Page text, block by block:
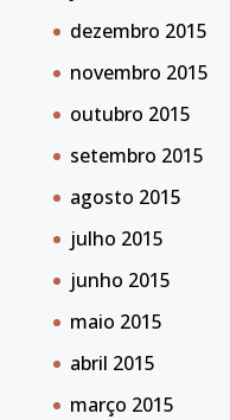
dezembro 2015
novembro 2015
outubro 2015
setembro 2015
agosto 2015
julho 2015
junho 2015
maio 2015
abril 2015
março 2015